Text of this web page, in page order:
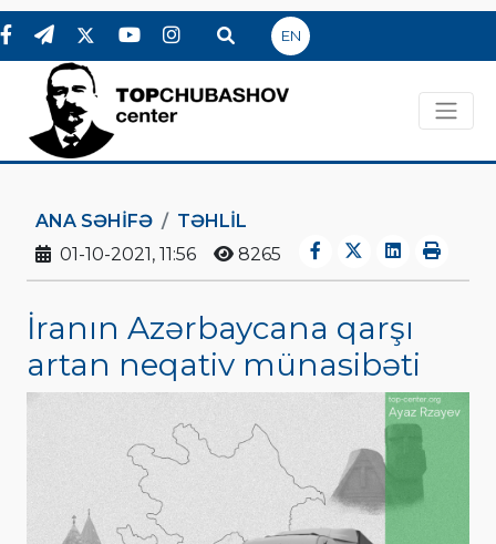
EN
ANA SƏHIFƏ
TƏHLİL
01-10-2021, 11:56
8265
İranın Azərbaycana qarşı
artan neqativ münasibəti